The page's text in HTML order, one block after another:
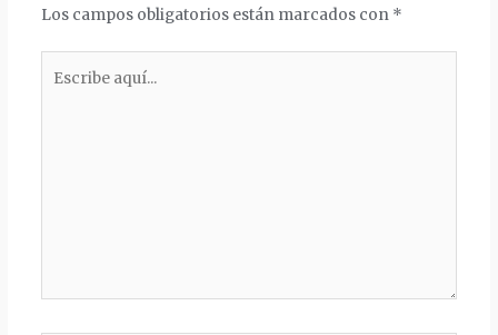
Los campos obligatorios están marcados con *